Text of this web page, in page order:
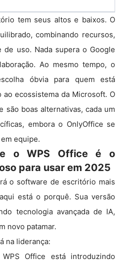
tem seus altos e baixos. O
combinando recursos,
de uso. Nada supera o Google
Ao mesmo tempo, o
óbvia para quem está
ecossistema da Microsoft. O
são boas alternativas, cada um
embora o OnlyOffice se
equipe.
o WPS Office é o
para usar em 2025
o software de escritório mais
está o porquê. Sua versão
tecnologia avançada de IA,
novo patamar.
na liderança:
Office está introduzindo